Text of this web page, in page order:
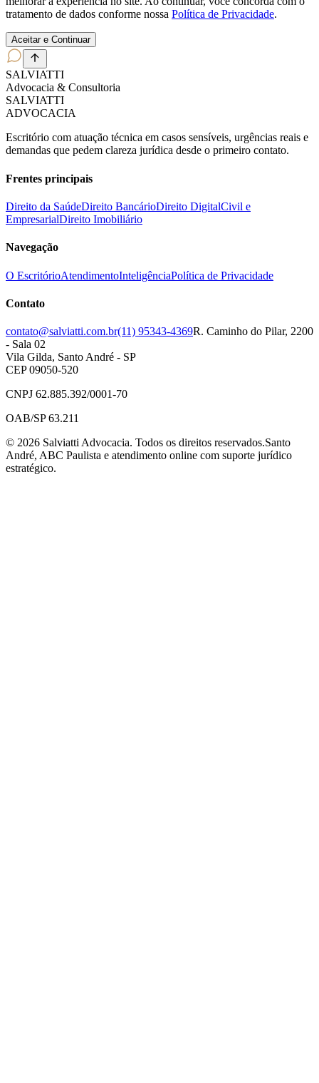
tratamento de dados conforme nossa Política de Privacidade.
Aceitar e Continuar
SALVIATTI
Advocacia & Consultoria
SALVIATTI
ADVOCACIA
Escritório com atuação técnica em casos sensíveis, urgências reais e
demandas que pedem clareza jurídica desde o primeiro contato.
Frentes principais
Direito da SaúdeDireito BancárioDireito DigitalCivil e
EmpresarialDireito Imobiliário
Navegação
O EscritórioAtendimentoInteligênciaPolítica de Privacidade
Contato
contato@salviatti.com.br(11) 95343-4369R. Caminho do Pilar, 2200
- Sala 02
Vila Gilda, Santo André - SP
CEP 09050-520
CNPJ 62.885.392/0001-70
OAB/SP 63.211
© 2026 Salviatti Advocacia. Todos os direitos reservados.Santo
André, ABC Paulista e atendimento online com suporte jurídico
estratégico.